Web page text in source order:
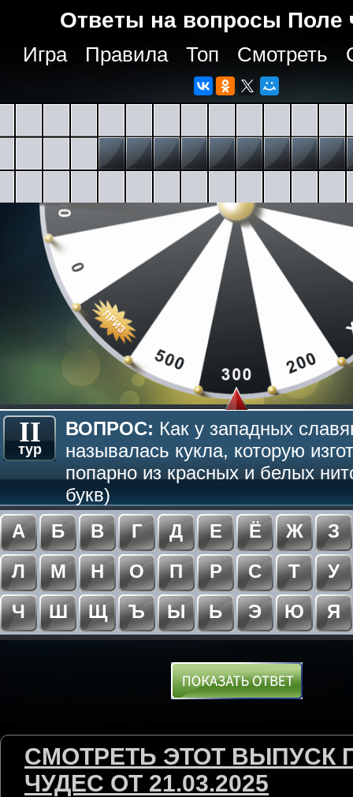
Ответы на вопросы Поле
Игра Правила Топ Смотреть
II
тур
ВОПРОС: Как у западных
называлась кукла, которую
попарно из красных и белых
букв)
А
Б В Г Д Е Ё Ж
З
Л
М Н О П Р С Т
У
Ч
Ш Щ Ъ Ы Ь Э Ю Я
СМОТРЕТЬ ЭТОТ ВЫПУСК
ЧУДЕС ОТ 21.03.2025